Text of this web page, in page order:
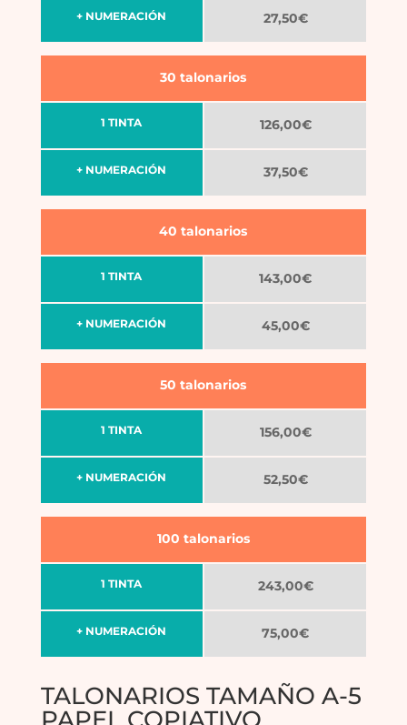
+ NUMERACIÓN 27,50€
1 TINTA
+ NUMERACIÓN
30 talonarios
126,00€
37,50€
1 TINTA
+ NUMERACIÓN
40 talonarios
143,00€
45,00€
1 TINTA
+ NUMERACIÓN
50 talonarios
156,00€
52,50€
1 TINTA
+ NUMERACIÓN
100 talonarios
243,00€
75,00€
TALONARIOS TAMAÑO A-5
PAPEL COPIATIVO